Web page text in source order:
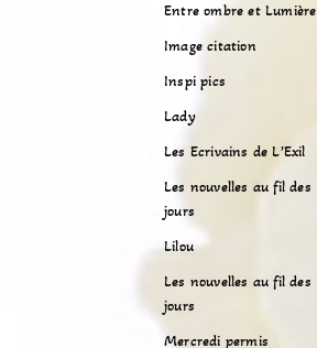
Entre ombre et Lumière
Image citation
Inspi pics
Lady
Les Ecrivains de L’Exil
Les nouvelles au fil des
jours
Lilou
Les nouvelles au fil des
jours
Mercredi permis